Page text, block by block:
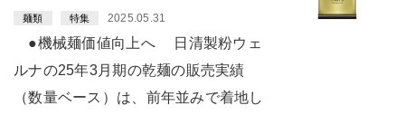
麺類 特集 2025.05.31
●機械麺価値向上へ 日清製粉ウェ
ルナの25年3月期の乾麺の販売実績
（数量ベース）は、前年並みで着地し